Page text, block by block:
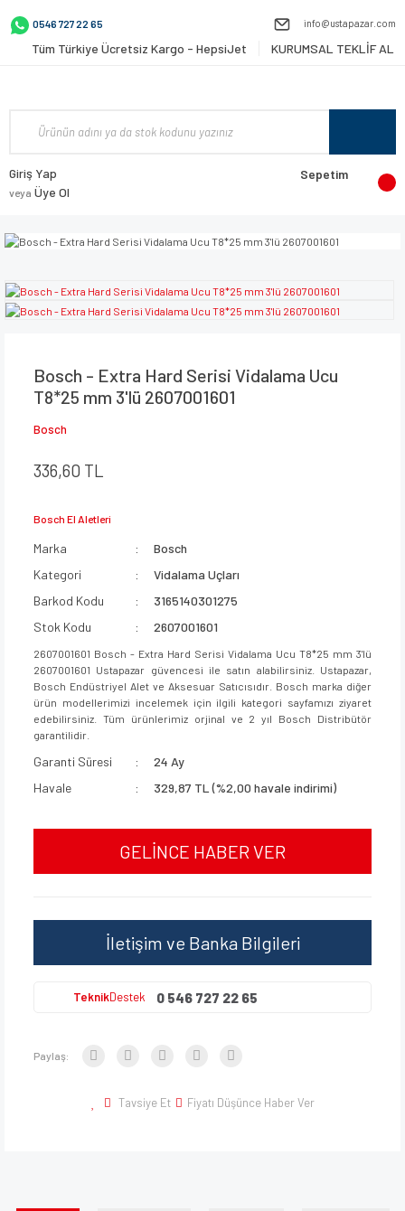
0546 727 22 65 info@ustapazar.com
Tüm Türkiye Ücretsiz Kargo - HepsiJet KURUMSAL TEKLİF AL
Giriş Yap
veya Üye Ol
Sepetim
Bosch - Extra Hard Serisi Vidalama Ucu
T8*25 mm 3'lü 2607001601
Bosch
336,60 TL
Bosch El Aletleri
Marka
Bosch
Kategori
Vidalama Uçları
Barkod Kodu
3165140301275
Stok Kodu
2607001601
2607001601 Bosch - Extra Hard Serisi Vidalama Ucu T8*25 mm 3'lü
2607001601 Ustapazar güvencesi ile satın alabilirsiniz. Ustapazar,
Bosch Endüstriyel Alet ve Aksesuar Satıcısıdır. Bosch marka diğer
ürün modellerimizi incelemek için ilgili kategori sayfamızı ziyaret
edebilirsiniz. Tüm ürünlerimiz orjinal ve 2 yıl Bosch Distribütör
garantilidir.
Garanti Süresi
24 Ay
Havale
329,87 TL (%2,00 havale indirimi)
GELİNCE HABER VER
İletişim ve Banka Bilgileri
TeknikDestek 0 546 727 22 65
Paylaş:
Tavsiye Et Fiyatı Düşünce Haber Ver